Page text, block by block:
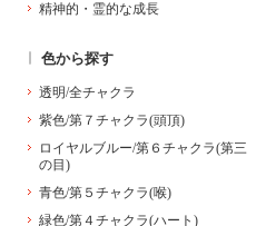
精神的・霊的な成長
色から探す
透明/全チャクラ
紫色/第７チャクラ(頭頂)
ロイヤルブルー/第６チャクラ(第三
の目)
青色/第５チャクラ(喉)
緑色/第４チャクラ(ハート)